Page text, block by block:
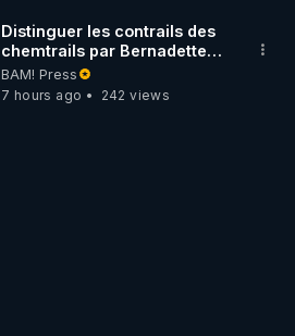
Distinguer les contrails des
chemtrails par Bernadette
Bihin
BAM! Press
7 hours ago
242 views